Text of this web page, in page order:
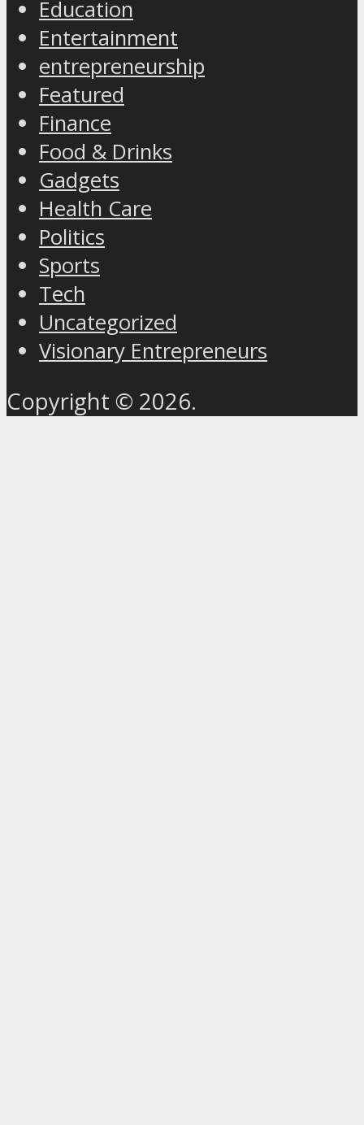
Education
Entertainment
entrepreneurship
Featured
Finance
Food & Drinks
Gadgets
Health Care
Politics
Sports
Tech
Uncategorized
Visionary Entrepreneurs
Copyright © 2026.